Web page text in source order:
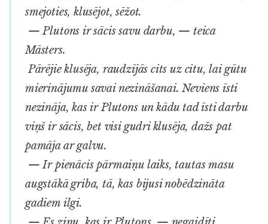
smejoties, klusējot, sēžot.
— Plutons ir sācis savu darbu, — teica
Māsters.
Pārējie klusēja, raudzījās cits uz citu, lai gūtu
mierinājumu savai nezināšanai. Neviens īsti
nezināja, kas ir Plutons un kādu tad īsti darbu
viņš ir sācis, bet visi gudri klusēja, dažs pat
pamāja ar galvu.
— Ir pienācis pārmaiņu laiks, tautas masu
augstākā griba, tā, kas bijusi nobēdzināta
gadiem ilgi.